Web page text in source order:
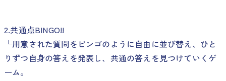
2.共通点BINGO!!
└用意された質問をビンゴのように自由に並び替え、ひと
りずつ自身の答えを発表し、共通の答えを見つけていくゲ
ーム。